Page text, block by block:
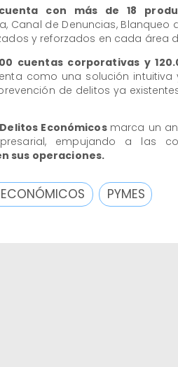
con más de 18
Canal de Denuncias, Blanqueo
y reforzados en cada área
cuentas corporativas y
como una solución
de delitos ya
Económicos marca un
empujando a las
sus operaciones.
ECONÓMICOS PYMES